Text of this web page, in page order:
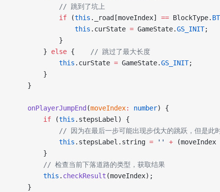
            // 跳到了坑上
            if
(this ._road[moveIndex] == BlockType.
                this
.curState = GameState.GS_INIT;
            }
        }
else {
// 跳过了最大长度
            this
.curState = GameState.GS_INIT;
        }
    }
    onPlayerJumpEnd
(moveIndex: number) {
        if
(this .stepsLabel) {
// 因为在最后一步可能出现步伐大的跳跃，但是此
            this
.stepsLabel.string = '' + (moveIndex
        }
        // 检查当前下落道路的类型，获取结果
        this
. checkResult (moveIndex);
    }